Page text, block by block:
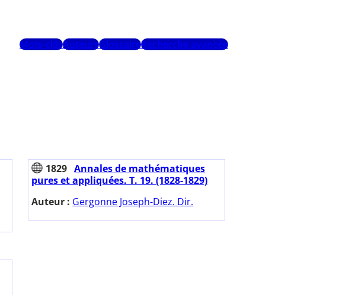
Mots-clésAuteursGlossaireRecherche avancée
1829 Annales de mathématiques
pures et appliquées. T. 19. (1828-1829)
Auteur : Gergonne Joseph-Diez. Dir.